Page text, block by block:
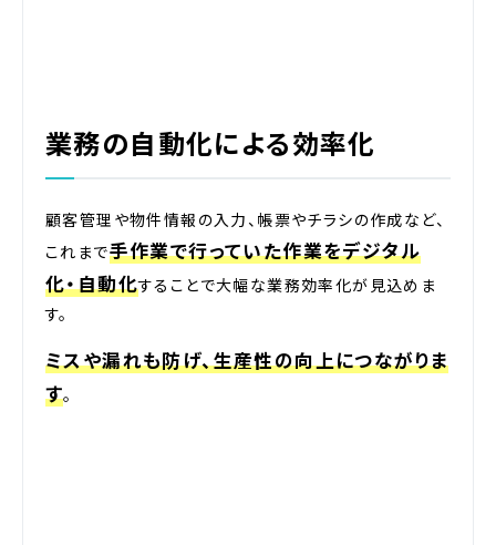
業務の自動化による効率化
顧客管理や物件情報の入力、帳票やチラシの作成など、
これまで手作業で行っていた作業をデジタル
化・自動化することで大幅な業務効率化が見込めま
す。
ミスや漏れも防げ、生産性の向上につながりま
す。